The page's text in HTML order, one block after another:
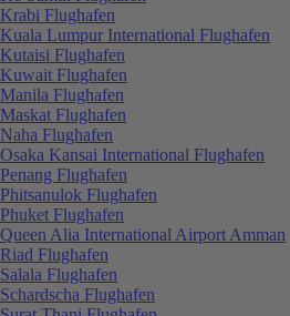
Krabi Flughafen
Kuala Lumpur International Flughafen
Kutaisi Flughafen
Kuwait Flughafen
Manila Flughafen
Maskat Flughafen
Naha Flughafen
Osaka Kansai International Flughafen
Penang Flughafen
Phitsanulok Flughafen
Phuket Flughafen
Queen Alia International Airport Amman
Riad Flughafen
Salala Flughafen
Schardscha Flughafen